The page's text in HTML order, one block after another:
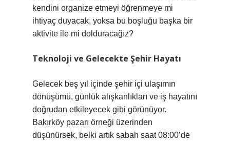
kendini organize etmeyi öğrenmeye mi
ihtiyaç duyacak, yoksa bu boşluğu başka bir
aktivite ile mi dolduracağız?
Teknoloji ve Gelecekte Şehir Hayatı
Gelecek beş yıl içinde şehir içi ulaşımın
dönüşümü, günlük alışkanlıkları ve iş hayatını
doğrudan etkileyecek gibi görünüyor.
Bakırköy pazarı örneği üzerinden
düşünürsek, belki artık sabah saat 08:00’de